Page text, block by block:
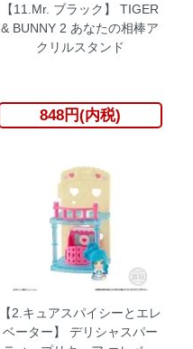
【11.Mr. ブラック】 TIGER
& BUNNY 2 あなたの相棒ア
クリルスタンド
848円(内税)
【2.キュアスパイシーとエレ
ベーター】 デリシャスパー